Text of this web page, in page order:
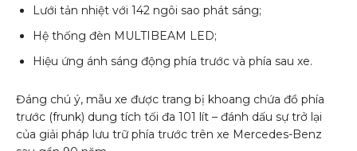
Lưới tản nhiệt với 142 ngôi sao phát sáng;
Hệ thống đèn MULTIBEAM LED;
Hiệu ứng ánh sáng động phía trước và phía sau xe.
Đáng chú ý, mẫu xe được trang bị khoang chứa đồ phía
trước (frunk) dung tích tối đa 101 lít – đánh dấu sự trở lại
của giải pháp lưu trữ phía trước trên xe Mercedes-Benz